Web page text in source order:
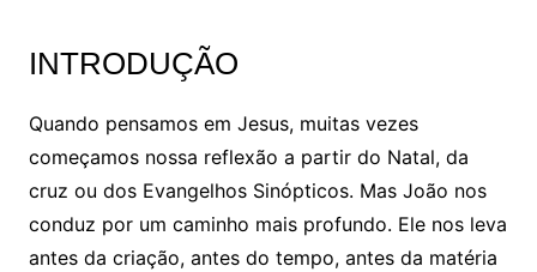
INTRODUÇÃO
Quando pensamos em Jesus, muitas vezes
começamos nossa reflexão a partir do Natal, da
cruz ou dos Evangelhos Sinópticos. Mas João nos
conduz por um caminho mais profundo. Ele nos leva
antes da criação, antes do tempo, antes da matéria